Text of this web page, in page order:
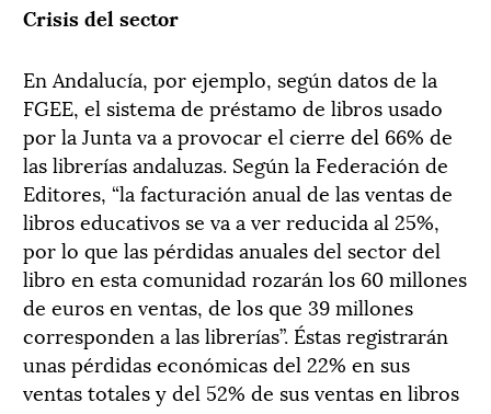
Crisis del sector
En Andalucía, por ejemplo, según datos de la
FGEE, el sistema de préstamo de libros usado
por la Junta va a provocar el cierre del 66% de
las librerías andaluzas. Según la Federación de
Editores, “la facturación anual de las ventas de
libros educativos se va a ver reducida al 25%,
por lo que las pérdidas anuales del sector del
libro en esta comunidad rozarán los 60 millones
de euros en ventas, de los que 39 millones
corresponden a las librerías”. Éstas registrarán
unas pérdidas económicas del 22% en sus
ventas totales y del 52% de sus ventas en libros